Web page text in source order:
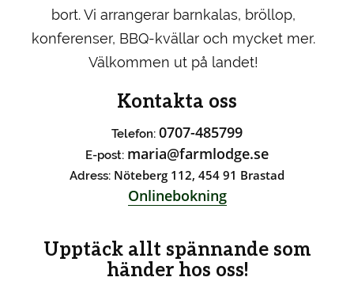
bort. Vi arrangerar barnkalas, bröllop,
konferenser, BBQ-kvällar och mycket mer.
Välkommen ut på landet!
Kontakta oss
Telefon: 0707-485799
E-post: maria@farmlodge.se
Adress: Nöteberg 112, 454 91 Brastad
Onlinebokning
Upptäck allt spännande som
händer hos oss!